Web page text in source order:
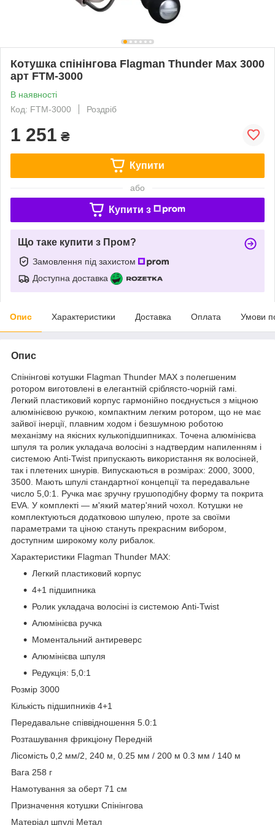
Котушка спінінгова Flagman Thunder Max 3000
арт FTM-3000
В наявності
Код: FTM-3000
Роздріб
1 251 ₴
Купити
або
Купити з
Що таке купити з Пром?
Замовлення під захистом
Доступна доставка
Опис Характеристики Доставка Оплата Умови
Опис
Спінінгові котушки Flagman Thunder MAX з полегшеним
ротором виготовлені в елегантній сріблясто-чорній гамі.
Легкий пластиковий корпус гармонійно поєднується з міцною
алюмінієвою ручкою, компактним легким ротором, що не має
зайвої інерції, плавним ходом і безшумною роботою
механізму на якісних кулькопідшипниках. Точена алюмінієва
шпуля та ролик укладача волосіні з надтвердим напиленням і
системою Anti-Twist припускають використання як волосіней,
так і плетених шнурів. Випускаються в розмірах: 2000, 3000,
3500. Мають шпулі стандартної концепції та передавальне
число 5,0:1. Ручка має зручну грушоподібну форму та покрита
EVA. У комплекті — м'який матер'яний чохол. Котушки не
комплектуються додатковою шпулею, проте за своїми
параметрами та ціною стануть прекрасним вибором,
доступним широкому колу рибалок.
Характеристики Flagman Thunder MAX:
Легкий пластиковий корпус
4+1 підшипника
Ролик укладача волосіні із системою Anti-Twist
Алюмінієва ручка
Моментальний антиреверс
Алюмінієва шпуля
Редукція: 5,0:1
Розмір 3000
Кількість підшипників 4+1
Передавальне співвідношення 5.0:1
Розташування фрикціону Передній
Лісомість 0,2 мм/2, 240 м, 0.25 мм / 200 м 0.3 мм / 140 м
Вага 258 г
Намотування за оберт 71 см
Призначення котушки Спінінгова
Матеріал шпулі Метал